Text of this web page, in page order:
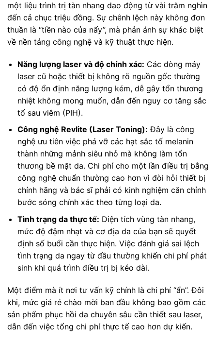
một liệu trình trị tàn nhang dao động từ vài trăm nghìn
đến cả chục triệu đồng. Sự chênh lệch này không đơn
thuần là “tiền nào của nấy”, mà phản ánh sự khác biệt
về nền tảng công nghệ và kỹ thuật thực hiện.
Năng lượng laser và độ chính xác: Các dòng máy
laser cũ hoặc thiết bị không rõ nguồn gốc thường
có độ ổn định năng lượng kém, dễ gây tổn thương
nhiệt không mong muốn, dẫn đến nguy cơ tăng sắc
tố sau viêm (PIH).
Công nghệ Revlite (Laser Toning): Đây là công
nghệ ưu tiên việc phá vỡ các hạt sắc tố melanin
thành những mảnh siêu nhỏ mà không làm tổn
thương bề mặt da. Chi phí cho một lần điều trị bằng
công nghệ chuẩn thường cao hơn vì đòi hỏi thiết bị
chính hãng và bác sĩ phải có kinh nghiệm căn chỉnh
bước sóng chính xác theo từng loại da.
Tình trạng da thực tế: Diện tích vùng tàn nhang,
mức độ đậm nhạt và cơ địa da của bạn sẽ quyết
định số buổi cần thực hiện. Việc đánh giá sai lệch
tình trạng da ngay từ đầu thường khiến chi phí phát
sinh khi quá trình điều trị bị kéo dài.
Một điểm mà ít nơi tư vấn kỹ chính là chi phí “ẩn”. Đôi
khi, mức giá rẻ chào mời ban đầu không bao gồm các
sản phẩm phục hồi da chuyên sâu cần thiết sau laser,
dẫn đến việc tổng chi phí thực tế cao hơn dự kiến.